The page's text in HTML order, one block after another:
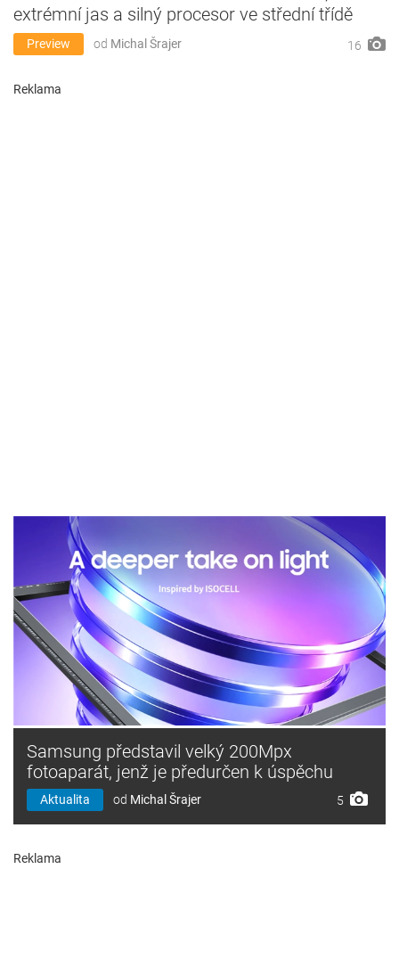
extrémní jas a silný procesor ve střední třídě
Preview od Michal Šrajer 16
Reklama
Samsung představil velký 200Mpx
fotoaparát, jenž je předurčen k úspěchu
Aktualita od Michal Šrajer 5
Reklama